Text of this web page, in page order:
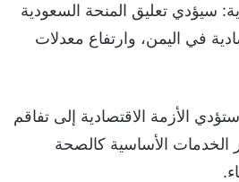
سيؤدي تعليق المنحة السعودية
في اليمن، وارتفاع معدلات
الأزمة الاقتصادية إلى تفاقم
الخدمات الأساسية كالصحة